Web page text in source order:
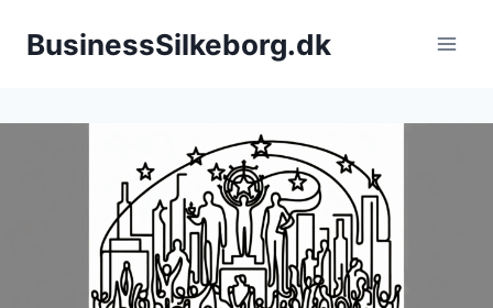
BusinessSilkeborg.dk